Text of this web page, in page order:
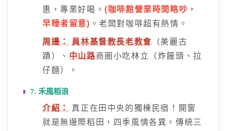
惠，專業好喝。(咖啡館營業時間略吵，
早睡者留意) 。老闆對咖啡超有熱情。
周邊： 員林基督教長老教會（美麗古
蹟）、 中山路商圈小吃林立（炸饅頭、拉
仔麵）。
7. 禾風稻浪
介紹：真正在田中央的獨棟民宿！開窗
就是無邊際稻田，四季風情各異。傳統三